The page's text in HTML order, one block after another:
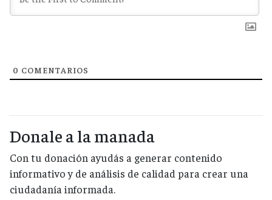
0 COMENTARIOS
Donale a la manada
Con tu donación ayudás a generar contenido
informativo y de análisis de calidad para crear una
ciudadanía informada.